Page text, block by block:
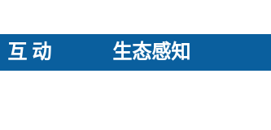
互 动 生态感知